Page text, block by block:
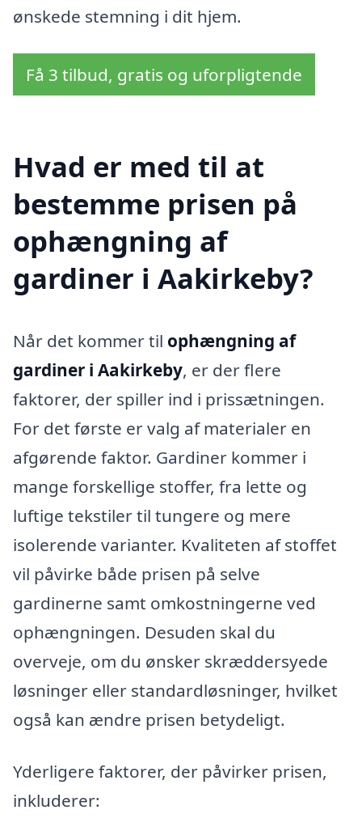
ønskede stemning i dit hjem.
Få 3 tilbud, gratis og uforpligtende
Hvad er med til at
bestemme prisen på
ophængning af
gardiner i Aakirkeby?
Når det kommer til ophængning af
gardiner i Aakirkeby, er der flere
faktorer, der spiller ind i prissætningen.
For det første er valg af materialer en
afgørende faktor. Gardiner kommer i
mange forskellige stoffer, fra lette og
luftige tekstiler til tungere og mere
isolerende varianter. Kvaliteten af stoffet
vil påvirke både prisen på selve
gardinerne samt omkostningerne ved
ophængningen. Desuden skal du
overveje, om du ønsker skræddersyede
løsninger eller standardløsninger, hvilket
også kan ændre prisen betydeligt.
Yderligere faktorer, der påvirker prisen,
inkluderer: